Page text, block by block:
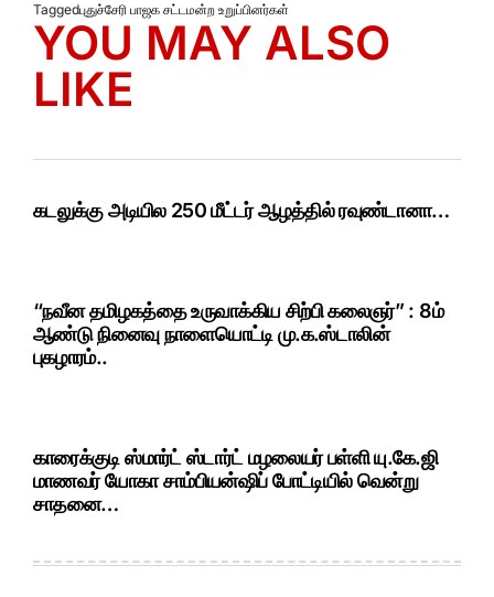
Taggedபுதுச்சேரி பாஜக சட்டமன்ற உறுப்பினர்கள்
YOU MAY ALSO
LIKE
கடலுக்கு அடியில 250 மீட்டர் ஆழத்தில் ரவுண்டானா…
“நவீன தமிழகத்தை உருவாக்கிய சிற்பி கலைஞர்” : 8ம்
ஆண்டு நினைவு நாளையொட்டி மு.க.ஸ்டாலின்
புகழாரம்..
காரைக்குடி ஸ்மார்ட் ஸ்டார்ட் மழலையர் பள்ளி யு.கே.ஜி
மாணவர் யோகா சாம்பியன்ஷிப் போட்டியில் வென்று
சாதனை…